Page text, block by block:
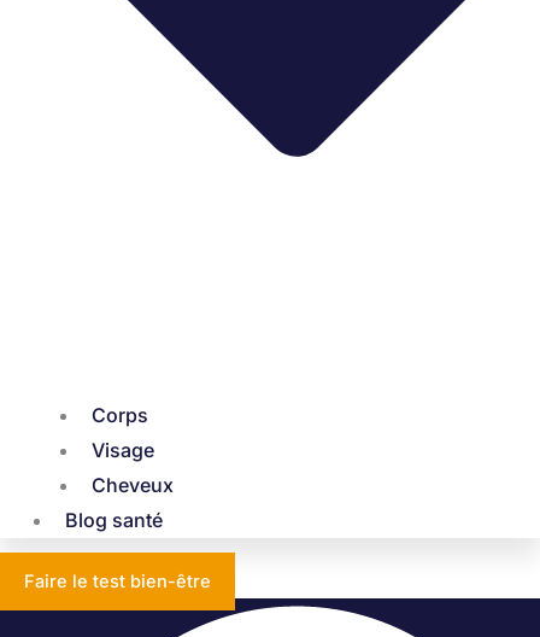
Corps
Visage
Cheveux
Blog santé
Faire le test bien-être